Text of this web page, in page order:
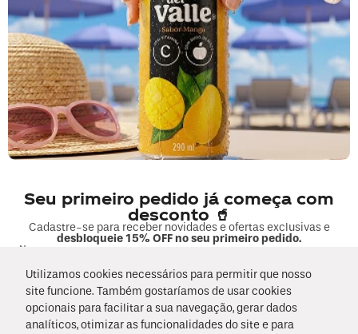
Utilizamos cookies necessários para permitir que nosso
site funcione. Também gostaríamos de usar cookies
opcionais para facilitar a sua navegação, gerar dados
analíticos, otimizar as funcionalidades do site e para
Seu primeiro pedido já começa com
desconto 🥤
Cadastre-se para receber novidades e ofertas exclusivas e
desbloqueie 15% OFF no seu primeiro pedido.
Nome
E-mail
Segunda a sexta, das 9h às 17h.
Exceto feriados.
0800 023 5338
Fale sobre seu pedido
COMPRAS
MINHA CONTA
EMPRESA
FORMAS DE PAGAMENTO E SEGURANÇA